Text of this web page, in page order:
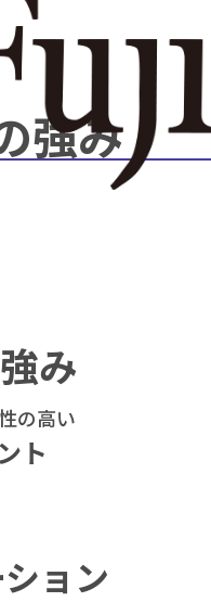
強み
み
の高い
ト
ョン